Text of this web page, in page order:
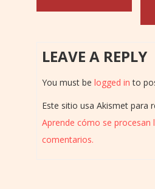
LEAVE A REPLY
You must be logged in to
Este sitio usa Akismet para
Aprende cómo se procesan
comentarios.